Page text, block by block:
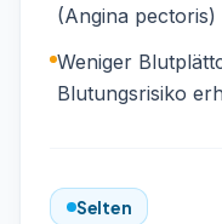
(Angina pectoris)
Weniger
Blutungsrisiko
Selten